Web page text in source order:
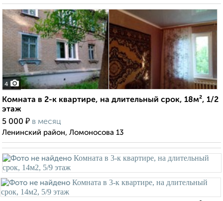
4
Комната в 2-к квартире, на длительный срок, 18м², 1/2
этаж
5 000 ₽ в месяц
Ленинский район, Ломоносова 13